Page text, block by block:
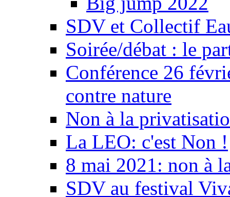
SDV et Collectif
Soirée/débat : le
Conférence 26
contre nature
Non à la
La LEO: c'est Non !
8 mai 2021: non à
SDV au festival